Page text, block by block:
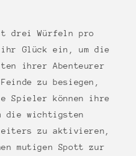
drei Würfeln pro
Glück ein, um die
ihrer Abenteurer
zu besiegen,
Spieler können ihre
die wichtigsten
zu aktivieren,
mutigen Spott zur